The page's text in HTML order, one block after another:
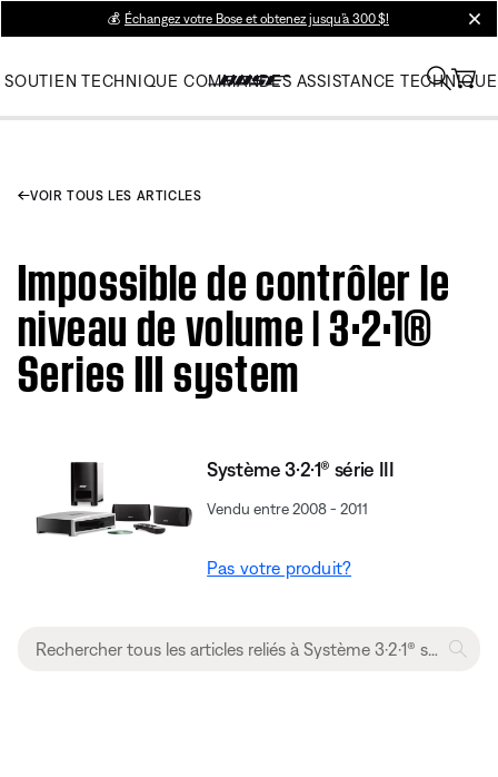
💰 Échangez votre Bose et obtenez jusqu’à 300 $!
SOUTIEN TECHNIQUE COMMANDES ASSISTANCE TECHNIQUE
VOIR TOUS LES ARTICLES
Impossible de contrôler le
niveau de volume | 3·2·1®
Series III system
Système 3·2·1® série III
Vendu entre 2008 - 2011
Pas votre produit?